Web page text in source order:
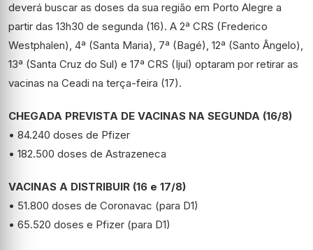
deverá buscar as doses da sua região em Porto Alegre a
partir das 13h30 de segunda (16). A 2ª CRS (Frederico
Westphalen), 4ª (Santa Maria), 7ª (Bagé), 12ª (Santo Ângelo),
13ª (Santa Cruz do Sul) e 17ª CRS (Ijuí) optaram por retirar as
vacinas na Ceadi na terça-feira (17).
CHEGADA PREVISTA DE VACINAS NA SEGUNDA (16/8)
• 84.240 doses de Pfizer
• 182.500 doses de Astrazeneca
VACINAS A DISTRIBUIR (16 e 17/8)
• 51.800 doses de Coronavac (para D1)
• 65.520 doses e Pfizer (para D1)